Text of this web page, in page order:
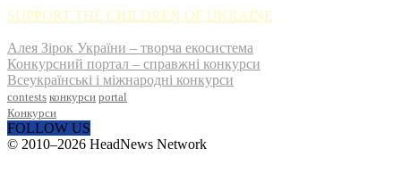
SUPPORT THE CHILDREN OF UKRAINE
Алея Зірок України – творча екосистема
Конкурсний портал – справжні конкурси
Всеукраїнські і міжнародні конкурси
contests конкурси portal
Конкурси
FOLLOW US
© 2010–2026 HeadNews Network